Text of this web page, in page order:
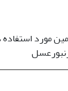
مورد